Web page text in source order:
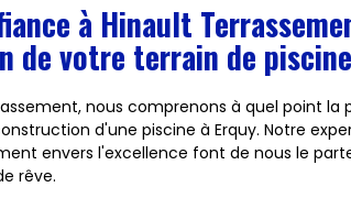
à Hinault
de votre terrain de
nous comprenons à quel point la
d'une piscine à Erquy. Notre
envers l'excellence font de nous le
rêve.